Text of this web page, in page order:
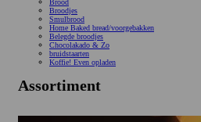
Brood
Broodjes
Smulbrood
Home Baked bread/voorgebakken
Belegde broodjes
Chocolakado & Zo
bruidstaarten
Koffie! Even opladen
Assortiment